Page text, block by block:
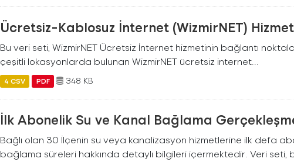
Ücretsiz-Kablosuz İnternet (WizmirNET)
Bu veri seti, WizmirNET Ücretsiz İnternet hizmetinin bağlantı
çeşitli lokasyonlarda bulunan WizmirNET ücretsiz internet...
4 CSV PDF 348 KB
İlk Abonelik Su ve Kanal Bağlama
Bağlı olan 30 İlçenin su veya kanalizasyon hizmetlerine ilk defa
bağlama süreleri hakkında detaylı bilgileri içermektedir. Veri seti,